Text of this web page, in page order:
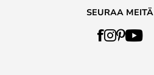
SEURAA MEITÄ